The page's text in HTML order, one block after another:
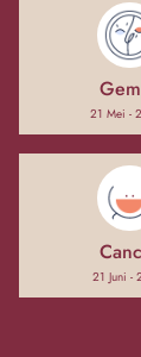
21 Mei -
21 Juni -